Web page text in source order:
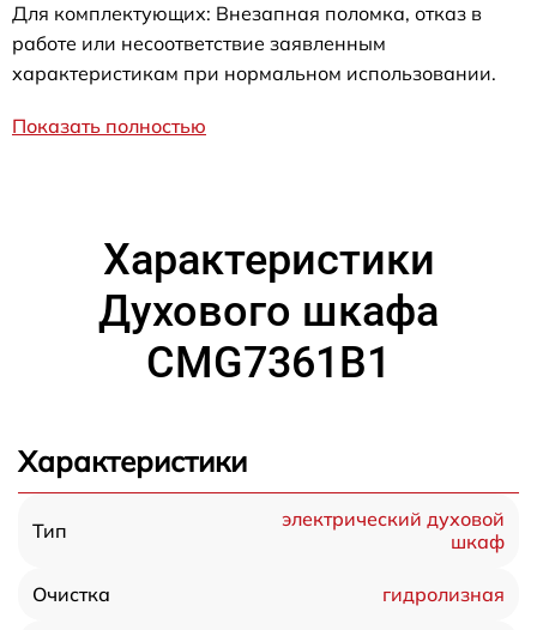
Для комплектующих: Внезапная поломка, отказ в
работе или несоответствие заявленным
характеристикам при нормальном использовании.
Показать полностью
Характеристики
Духового шкафа
CMG7361B1
Характеристики
Тип
электрический духовой
шкаф
Очистка гидролизная